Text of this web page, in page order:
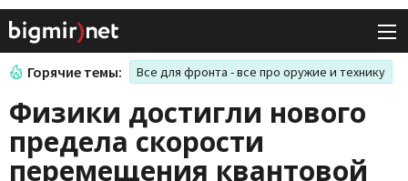
Горячие темы: Все для фронта - все про оружие и технику
Физики достигли нового
предела скорости
перемещения квантовой